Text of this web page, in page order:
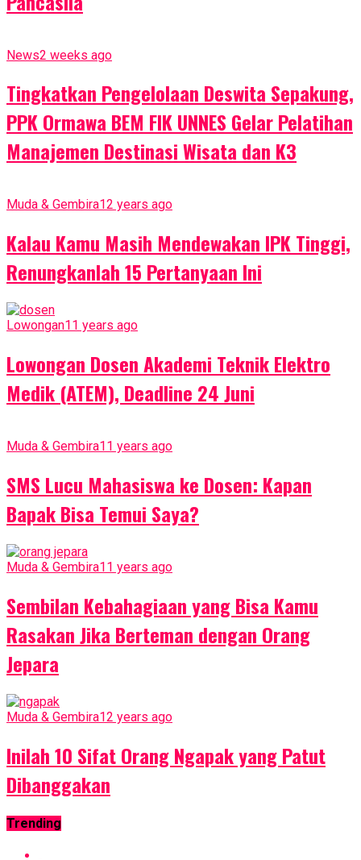
News2 weeks ago
Tingkatkan Pengelolaan Deswita Sepakung,
PPK Ormawa BEM FIK UNNES Gelar Pelatihan
Manajemen Destinasi Wisata dan K3
Muda & Gembira12 years ago
Kalau Kamu Masih Mendewakan IPK Tinggi,
Renungkanlah 15 Pertanyaan Ini
Lowongan11 years ago
Lowongan Dosen Akademi Teknik Elektro
Medik (ATEM), Deadline 24 Juni
Muda & Gembira11 years ago
SMS Lucu Mahasiswa ke Dosen: Kapan
Bapak Bisa Temui Saya?
Muda & Gembira11 years ago
Sembilan Kebahagiaan yang Bisa Kamu
Rasakan Jika Berteman dengan Orang
Jepara
Muda & Gembira12 years ago
Inilah 10 Sifat Orang Ngapak yang Patut
Dibanggakan
Trending